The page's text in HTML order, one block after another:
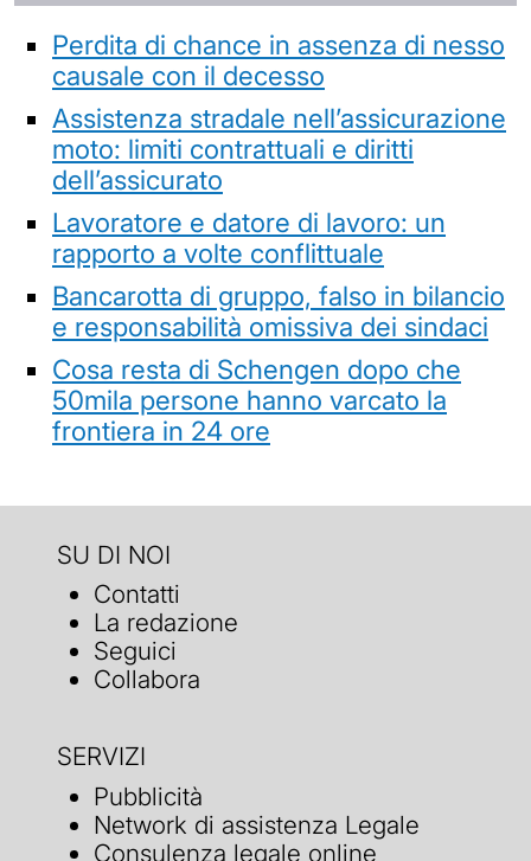
Perdita di chance in assenza di nesso
causale con il decesso
Assistenza stradale nell’assicurazione
moto: limiti contrattuali e diritti
dell’assicurato
Lavoratore e datore di lavoro: un
rapporto a volte conflittuale
Bancarotta di gruppo, falso in bilancio
e responsabilità omissiva dei sindaci
Cosa resta di Schengen dopo che
50mila persone hanno varcato la
frontiera in 24 ore
SU DI NOI
Contatti
La redazione
Seguici
Collabora
SERVIZI
Pubblicità
Network di assistenza Legale
Consulenza legale online